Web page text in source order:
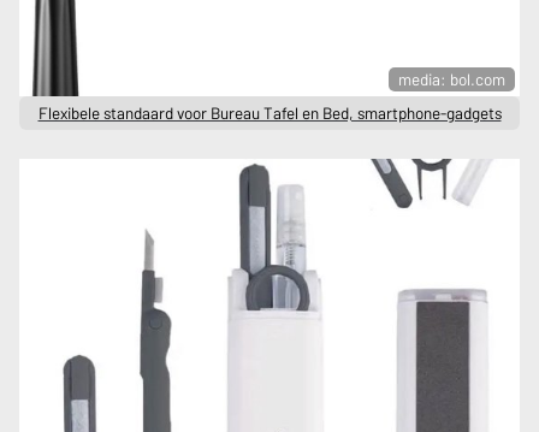
media: bol.com
Flexibele standaard voor Bureau Tafel en Bed, smartphone-gadgets